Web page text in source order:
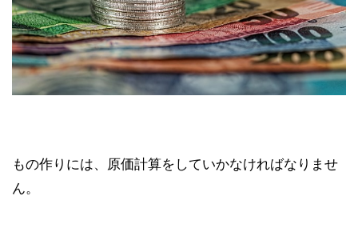
もの作りには、原価計算をしていかなければなりませ
ん。